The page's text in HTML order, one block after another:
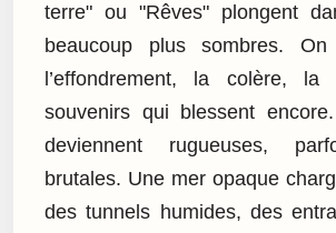
terre" ou "Rêves" plongent
beaucoup plus sombres.
l’effondrement, la colère, la
souvenirs qui blessent
deviennent rugueuses,
brutales. Une mer opaque
des tunnels humides, des